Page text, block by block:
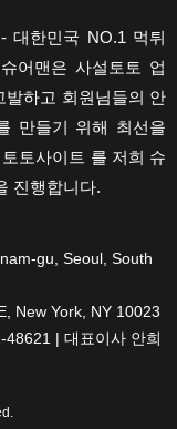
대한민국 NO.1 먹튀
어맨은 사설토토 업
발하고 회원님들의 안
만들기 위해 최선을
토사이트 를 저희 슈
진행합니다.
gu, Seoul, South
New York, NY 10023
| 대표이사 안희